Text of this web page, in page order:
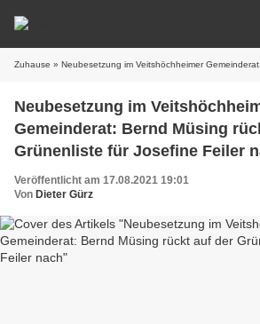
Zuhause » Neubesetzung im Veitshöchheimer Gemeinderat: Bernd Müsing rückt
Neubesetzung im
Gemeinderat: Bernd Müsing
Grünenliste für Josefine Feiler
Veröffentlicht am 17.08.2021 19:01
Von Dieter Gürz